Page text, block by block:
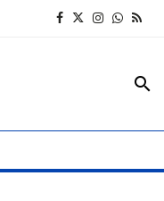
search